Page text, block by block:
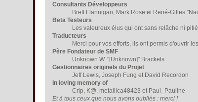
Consultants Développeurs
Brett Flannigan, Mark Rose et René-Gilles
Beta Testeurs
Les valeureux élus qui ont sans relâche ni
Traducteurs
Merci pour vos efforts, ils ont permis d'ouvrir
Père Fondateur de SMF
Unknown W. "[Unknown]" Brackets
Gestionnaires originels du Projet
Jeff Lewis, Joseph Fung et David Recordon
In loving memory of
Crip, K@, metallica48423 et Paul_Pauline
Et à tous ceux que nous avons oubliés : merci !